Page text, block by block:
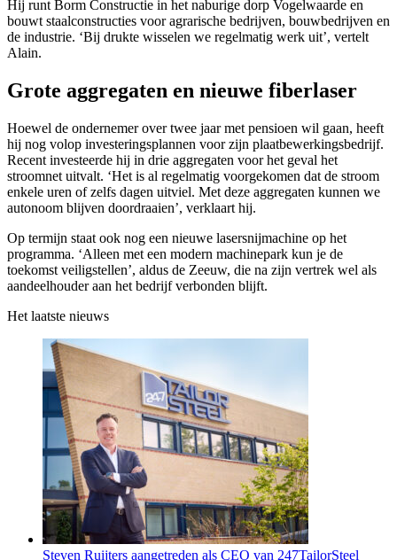
Hij runt Borm Constructie in het naburige dorp Vogelwaarde en
bouwt staalconstructies voor agrarische bedrijven, bouwbedrijven en
de industrie. ‘Bij drukte wisselen we regelmatig werk uit’, vertelt
Alain.
Grote aggregaten en nieuwe fiberlaser
Hoewel de ondernemer over twee jaar met pensioen wil gaan, heeft
hij nog volop investeringsplannen voor zijn plaatbewerkingsbedrijf.
Recent investeerde hij in drie aggregaten voor het geval het
stroomnet uitvalt. ‘Het is al regelmatig voorgekomen dat de stroom
enkele uren of zelfs dagen uitviel. Met deze aggregaten kunnen we
autonoom blijven doordraaien’, verklaart hij.
Op termijn staat ook nog een nieuwe lasersnijmachine op het
programma. ‘Alleen met een modern machinepark kun je de
toekomst veiligstellen’, aldus de Zeeuw, die na zijn vertrek wel als
aandeelhouder aan het bedrijf verbonden blijft.
Het laatste nieuws
Steven Ruijters aangetreden als CEO van 247TailorSteel